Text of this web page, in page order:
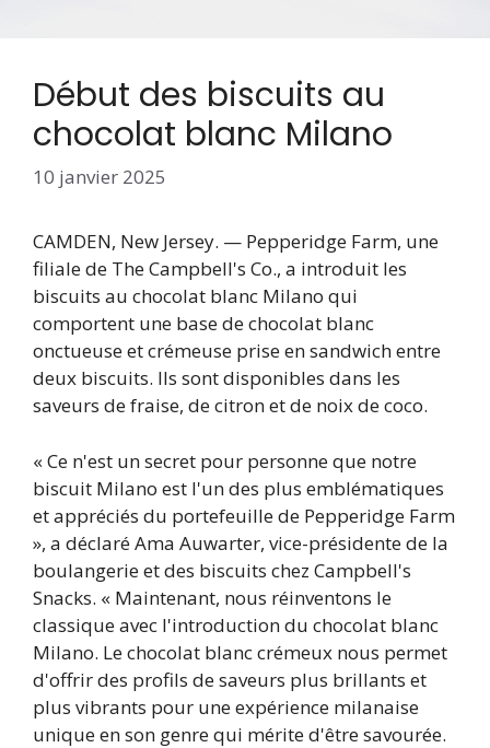
Début des biscuits au
chocolat blanc Milano
10 janvier 2025
CAMDEN, New Jersey. — Pepperidge Farm, une
filiale de The Campbell's Co., a introduit les
biscuits au chocolat blanc Milano qui
comportent une base de chocolat blanc
onctueuse et crémeuse prise en sandwich entre
deux biscuits. Ils sont disponibles dans les
saveurs de fraise, de citron et de noix de coco.
« Ce n'est un secret pour personne que notre
biscuit Milano est l'un des plus emblématiques
et appréciés du portefeuille de Pepperidge Farm
», a déclaré Ama Auwarter, vice-présidente de la
boulangerie et des biscuits chez Campbell's
Snacks. « Maintenant, nous réinventons le
classique avec l'introduction du chocolat blanc
Milano. Le chocolat blanc crémeux nous permet
d'offrir des profils de saveurs plus brillants et
plus vibrants pour une expérience milanaise
unique en son genre qui mérite d'être savourée.